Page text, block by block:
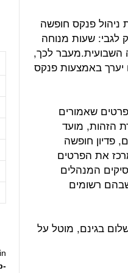
ניהול פנקס חופשה
לגבי: שעות מנוחה
השבועית.מעבר לכך,
יערך באמצעות פנקס
שאמורים
הזהות, מועד
פדיון חופשה
את הפרטים
המנהלים
רשומים
בגינם, מוטל על